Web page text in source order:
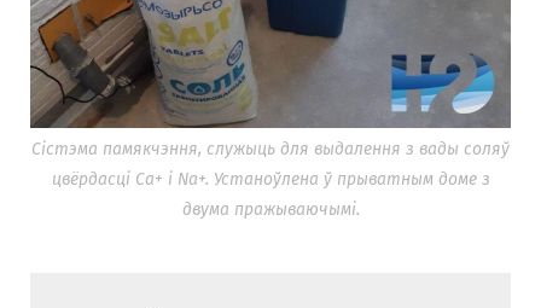
Сістэма памякчэння, служыць для выдалення з вады соляў
цвёрдасці Ca+ і Na+. Устаноўлена ў прыватным доме з
двума пражываючымі.